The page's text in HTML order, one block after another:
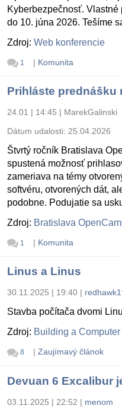
Kyberbezpečnosť.
do 10. júna 2026. Tešíme
Zdroj: Web konferencie
1 | Komunita
Prihláste prednášku
24.01 | 14:45 | MarekGalinski
Dátum udalosti: 25.04.2026
Štvrtý ročník Bratislava
spustená možnosť
zameriava na témy
softvéru, otvorených dát,
podobne. Podujatie sa
Zdroj: Bratislava
1 | Komunita
Linus a Linus
30.11.2025 | 19:40 |
Stavba počítača dvomi
Zdroj: Building a
8 | Zaujímavý článok
Devuan 6 Excalibur
03.11.2025 | 22:52 | menom